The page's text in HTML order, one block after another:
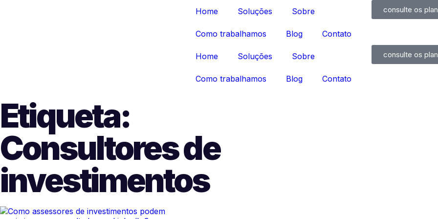
Home Soluções Sobre
Como trabalhamos Blog Contato
consulte os
Home Soluções Sobre
Como trabalhamos Blog Contato
consulte os
Etiqueta:
Consultores de
investimentos